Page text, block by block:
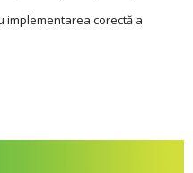
implementarea corectă a